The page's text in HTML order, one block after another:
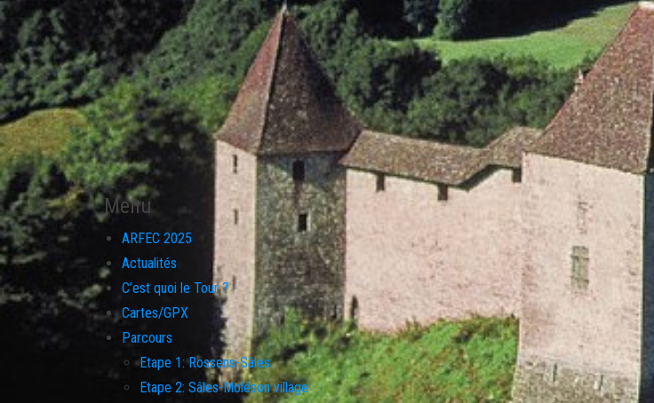
Menu
ARFEC 2025
Actualités
C’est quoi le Tour ?
Cartes/GPX
Parcours
Etape 1: Rossens-Sâles
Etape 2: Sâles-Moléson village